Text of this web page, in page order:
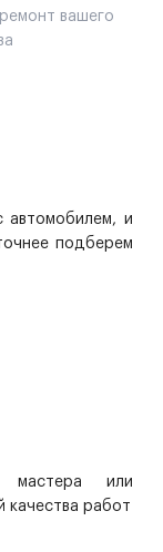
вашего
автомобилем, и
подберем
мастера или
качества работ